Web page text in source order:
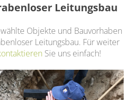
Leitungsbau
Objekte und Bauvorhaben
Leitungsbau. Für weiter
Sie uns einfach!